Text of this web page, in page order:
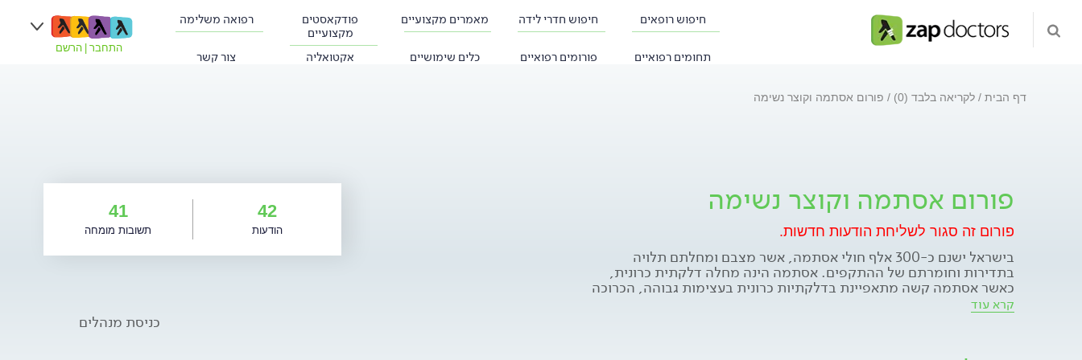
חיפוש רופאים חיפוש חדרי לידה מאמרים מקצועיים
פודקאסטים
מקצועיים
רפואה משלימה
תחומים רפואיים פורומים רפואיים כלים שימושיים אקטואליה צור קשר
התחבר הרשם
דף הבית לקריאה בלבד (0) פורום אסתמה וקוצר נשימה
פורום אסתמה וקוצר נשימה
פורום זה סגור לשליחת הודעות חדשות.
בישראל ישנם כ-300 אלף חולי אסתמה, אשר מצבם ומחלתם תלויה
בתדירות וחומרתם של ההתקפים. אסתמה הינה מחלה דלקתית כרונית,
כאשר אסתמה קשה מתאפיינת בדלקתיות כרונית בעצימות גבוהה, הכרוכה
בתגובתיות יתר של דרכי הנשימה המובילה להתקפי אסתמה (קוצר נשימה,
צפצופים, לחץ בחזה ושיעול). ההתקפים קשורים לחסימה בדרגות משתנות
קרא עוד
42
הודעות
41
תשובות מומחה
כניסת מנהלים